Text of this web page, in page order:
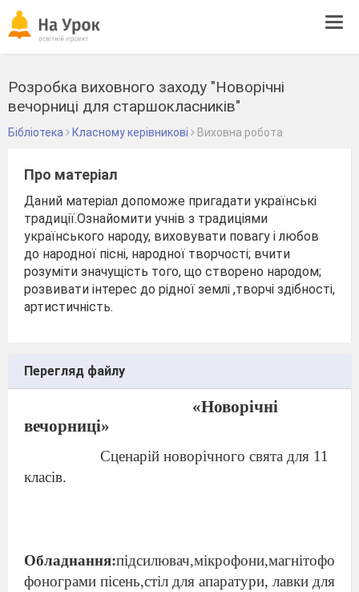
Розробка виховного заходу "Новорічні
вечорниці для старшокласників"
Бібліотека Класному керівникові Виховна робота
Про матеріал
Даний матеріал допоможе пригадати українські
традиції.Ознайомити учнів з традиціями
українського народу, виховувати повагу і любов
до народної пісні, народної творчості; вчити
розуміти значущість того, що створено народом;
розвивати інтерес до рідної землі ,творчі здібності,
артистичність.
Перегляд файлу
«Новорічні
вечорниці»
Сценарій новорічного свята для 11
класів.
Обладнання:підсилювач,мікрофони,магнітофон,
фонограми пісень,стіл для апаратури, лавки для